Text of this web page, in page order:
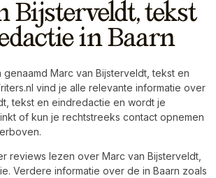
Bijsterveldt, tekst
in Baarn
genaamd Marc van Bijsterveldt, tekst en
vind je alle relevante informatie over
tekst en eindredactie en wordt je
of kun je rechtstreeks contact opnemen
reviews lezen over Marc van Bijsterveldt,
Verdere informatie over de in Baarn zoals